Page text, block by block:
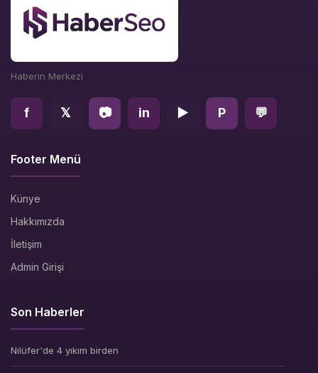
Haberin Merkezi
f 𝕏 📷 in ▶ P 💬
Footer Menü
Künye
Hakkımızda
İletişim
Admin Girişi
Son Haberler
Nilüfer'de 4 yıkım birden